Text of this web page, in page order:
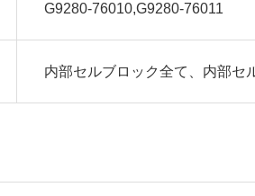
G9280-76010,G9280-76011
内部セルブロック全て、内部セ